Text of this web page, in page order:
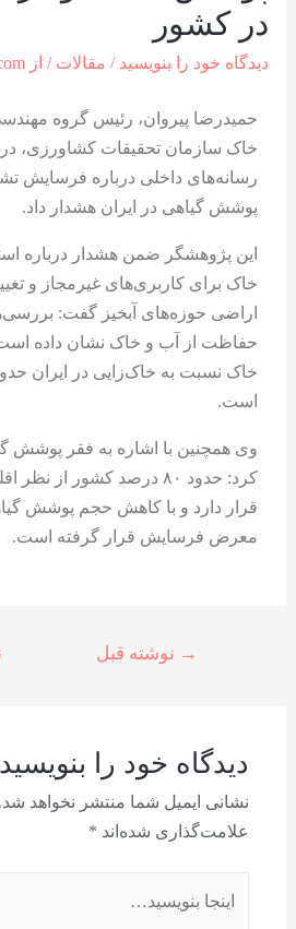
در کشور
دیدگاه‌ خود را بنویسید / مقالات / از
حمیدرضا پیروان، رئیس گروه
خاک سازمان تحقیقات کشاورزی، در
رسانه‌های داخلی درباره فرسایش
پوشش گیاهی در ایران هشدار داد.
این پژوهشگر ضمن هشدار درباره
خاک برای کاربری‌های غیرمجاز و
اراضی حوزه‌های آبخیز گفت:
حفاظت از آب و خاک نشان داده
خاک نسبت به خاک‌زایی در ایران
است.
وی همچنین با اشاره به فقر پوشش
کرد: حدود ۸۰ درصد کشور
قرار دارد و با کاهش حجم پوشش
معرض فرسایش قرار گرفته است.
→ نوشته قبل
دیدگاه‌ خود را بنویسید
نشانی ایمیل شما منتشر نخواهد شد.
علامت‌گذاری شده‌اند *